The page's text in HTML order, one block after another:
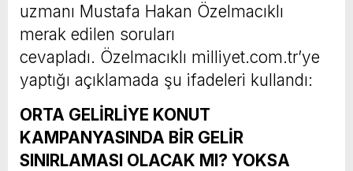
uzmanı Mustafa Hakan Özelmacıklı
merak edilen soruları
cevapladı. Özelmacıklı milliyet.com.tr’ye
yaptığı açıklamada şu ifadeleri kullandı:
ORTA GELİRLİYE KONUT
KAMPANYASINDA BİR GELİR
SINIRLAMASI OLACAK MI? YOKSA